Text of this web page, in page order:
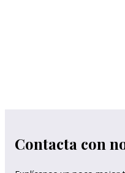
Contacta con